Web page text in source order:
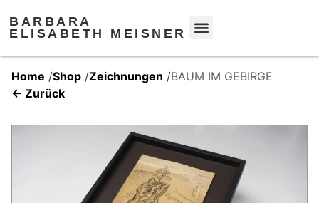
BARBARA
ELISABETH MEISNER
Home /Shop /Zeichnungen /BAUM IM GEBIRGE
← Zurück